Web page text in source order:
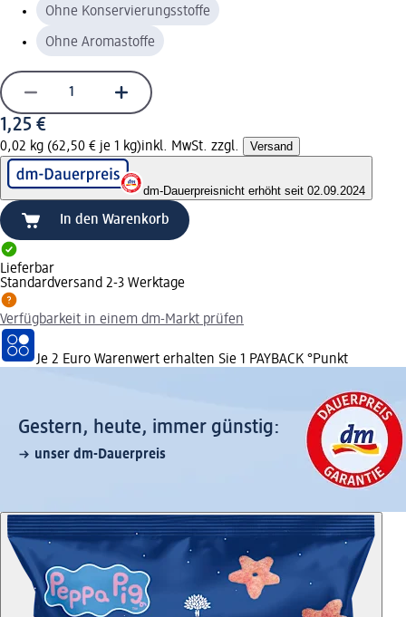
Ohne Konservierungsstoffe
Ohne Aromastoffe
1,25 €
0,02 kg (62,50 € je 1 kg)inkl. MwSt. zzgl. Versand
dm-Dauerpreisnicht erhöht seit 02.09.2024
In den Warenkorb
Lieferbar
Standardversand 2-3 Werktage
Verfügbarkeit in einem dm-Markt prüfen
Je 2 Euro Warenwert erhalten Sie 1 PAYBACK °Punkt
Gestern, heute, immer günstig:
unser dm-Dauerpreis